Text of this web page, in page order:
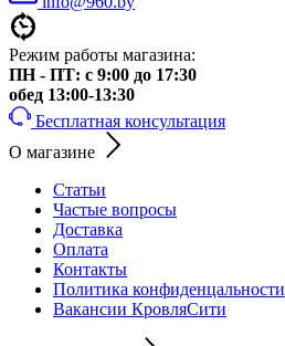
Режим работы магазина:
ПН - ПТ: с 9:00 до 17:30
обед 13:00-13:30
Бесплатная консультация
О магазине
Статьи
Частые вопросы
Доставка
Оплата
Контакты
Политика конфиденцальности
Вакансии КровляСити